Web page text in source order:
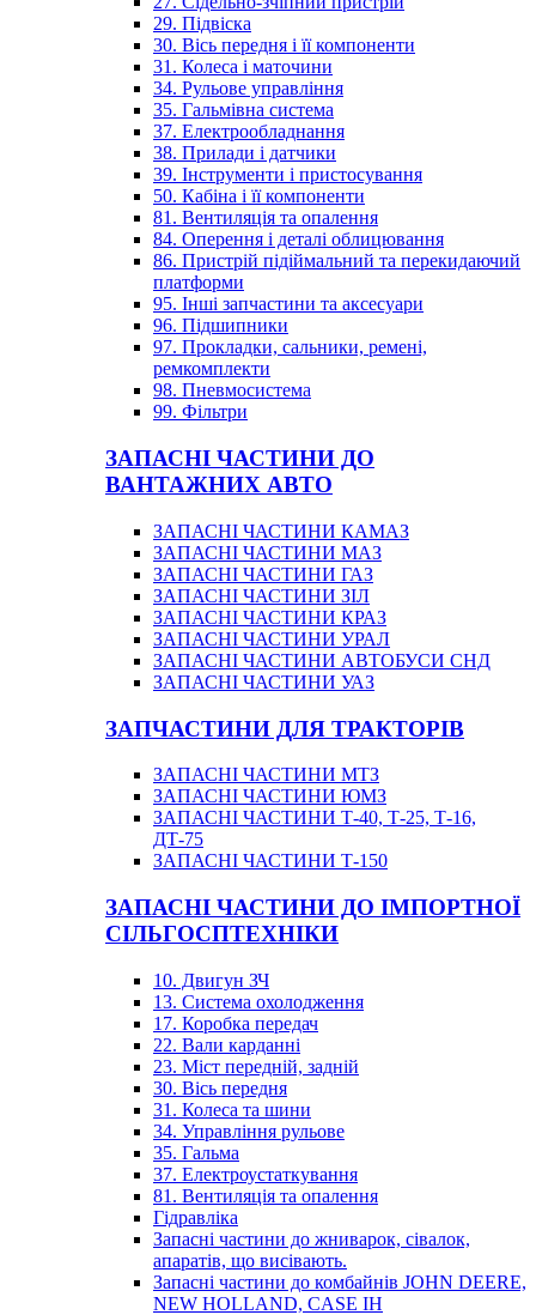
29. Підвіска
30. Вісь передня і її компоненти
31. Колеса і маточини
34. Рульове управління
35. Гальмівна система
37. Електрообладнання
38. Прилади і датчики
39. Інструменти і пристосування
50. Кабіна і її компоненти
81. Вентиляція та опалення
84. Оперення і деталі облицювання
86. Пристрій підіймальний та перекидаючий
платформи
95. Інші запчастини та аксесуари
96. Підшипники
97. Прокладки, сальники, ремені,
ремкомплекти
98. Пневмосистема
99. Фільтри
ЗАПАСНІ ЧАСТИНИ ДО
ВАНТАЖНИХ АВТО
ЗАПАСНІ ЧАСТИНИ КАМАЗ
ЗАПАСНІ ЧАСТИНИ МАЗ
ЗАПАСНІ ЧАСТИНИ ГАЗ
ЗАПАСНІ ЧАСТИНИ ЗІЛ
ЗАПАСНІ ЧАСТИНИ КРАЗ
ЗАПАСНІ ЧАСТИНИ УРАЛ
ЗАПАСНІ ЧАСТИНИ АВТОБУСИ СНД
ЗАПАСНІ ЧАСТИНИ УАЗ
ЗАПЧАСТИНИ ДЛЯ ТРАКТОРІВ
ЗАПАСНІ ЧАСТИНИ МТЗ
ЗАПАСНІ ЧАСТИНИ ЮМЗ
ЗАПАСНІ ЧАСТИНИ Т-40, Т-25, Т-16,
ДТ-75
ЗАПАСНІ ЧАСТИНИ Т-150
ЗАПАСНІ ЧАСТИНИ ДО ІМПОРТНОЇ
СІЛЬГОСПТЕХНІКИ
10. Двигун ЗЧ
13. Система охолодження
17. Коробка передач
22. Вали карданні
23. Міст передній, задній
30. Вісь передня
31. Колеса та шини
34. Управління рульове
35. Гальма
37. Електроустаткування
81. Вентиляція та опалення
Гідравліка
Запасні частини до жниварок, сівалок,
апаратів, що висівають.
Запасні частини до комбайнів JOHN DEERE,
NEW HOLLAND, CASE IH